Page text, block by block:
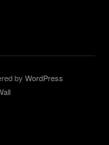
by WordPress